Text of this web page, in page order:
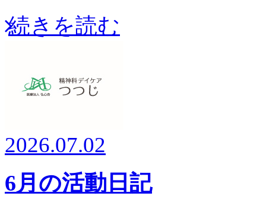
続きを読む
2026.07.02
6月の活動日記